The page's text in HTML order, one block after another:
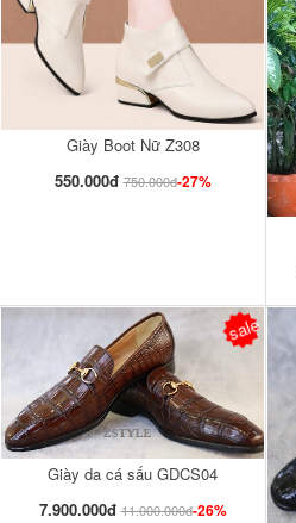
Giày Boot Nữ Z308
550.000đ 750.000đ-27%
Giày da cá sấu GDCS04
7.900.000đ 11.000.000đ-26%
sale